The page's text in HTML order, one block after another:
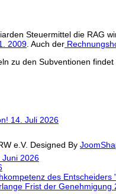
Steuermittel die RAG
2009. Auch der
zu den Subventionen findet
14. Juli 2026
Juni 2026
des Entscheiders
Frist der Genehmigung
e.V. Designed By